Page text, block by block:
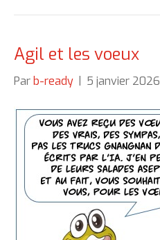
Agil et les voeux
Par b-ready 5 janvier 2026